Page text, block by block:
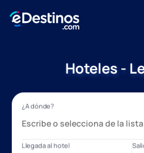
Hoteles -